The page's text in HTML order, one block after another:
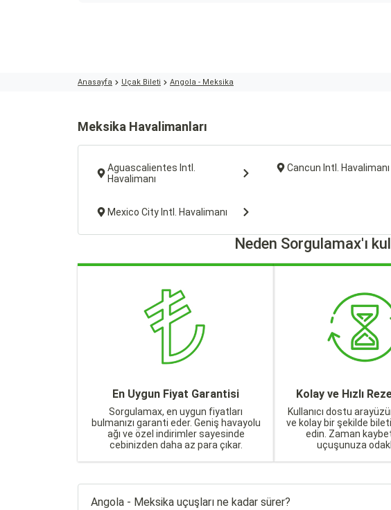
Anasayfa Uçak Bileti Angola - Meksika
Meksika Havalimanları
Aguascalientes Intl.
Havalimanı
Cancun Intl. Havalimanı
Mexico City Intl. Havalimanı
Neden Sorgulamax'ı
En Uygun Fiyat Garantisi
Sorgulamax, en uygun fiyatları
bulmanızı garanti eder. Geniş havayolu
ağı ve özel indirimler sayesinde
cebinizden daha az para çıkar.
Kolay ve Hızlı
Kullanıcı dostu
ve kolay bir şekilde
edin. Zaman
uçuşunuza
Angola - Meksika uçuşları ne kadar sürer?